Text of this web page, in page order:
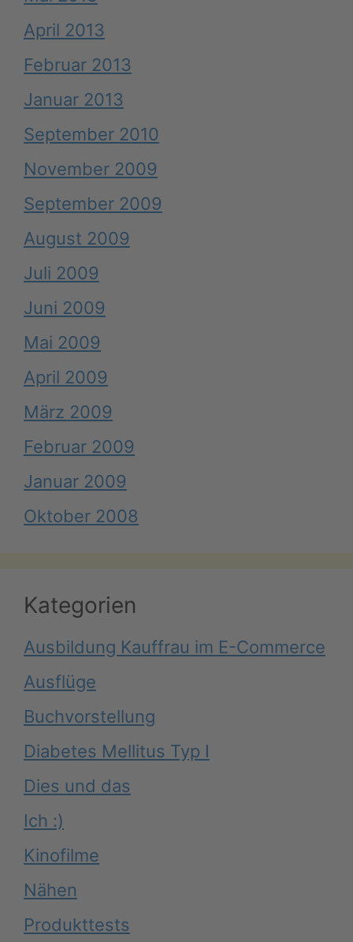
April 2013
Februar 2013
Januar 2013
September 2010
November 2009
September 2009
August 2009
Juli 2009
Juni 2009
Mai 2009
April 2009
März 2009
Februar 2009
Januar 2009
Oktober 2008
Kategorien
Ausbildung Kauffrau im E-Commerce
Ausflüge
Buchvorstellung
Diabetes Mellitus Typ I
Dies und das
Ich :)
Kinofilme
Nähen
Produkttests